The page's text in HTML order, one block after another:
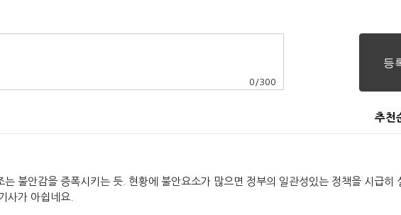
0 /300
추천
불안감을 증폭시키는 듯. 현황에 불안요소가 많으면 정부의 일관성있는 정책을 시급히
사가 아쉽네요.